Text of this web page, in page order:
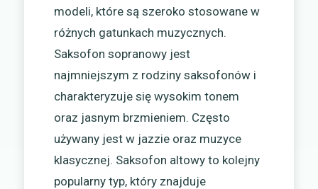
modeli, które są szeroko stosowane w
różnych gatunkach muzycznych.
Saksofon sopranowy jest
najmniejszym z rodziny saksofonów i
charakteryzuje się wysokim tonem
oraz jasnym brzmieniem. Często
używany jest w jazzie oraz muzyce
klasycznej. Saksofon altowy to kolejny
popularny typ, który znajduje